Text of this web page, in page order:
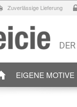
Zuverlässige Lieferung
EIGENE MOTIVE